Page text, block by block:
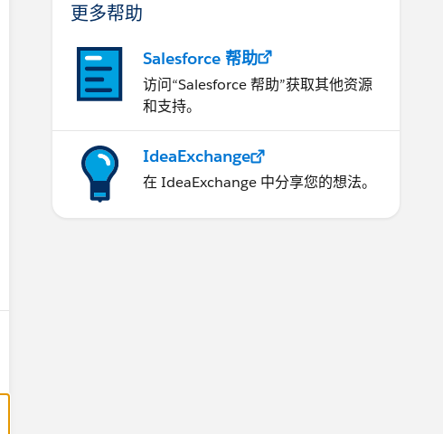
更多帮助
Salesforce 帮助
访问“Salesforce 帮助”获取其他资源
和支持。
IdeaExchange
在 IdeaExchange 中分享您的想法。